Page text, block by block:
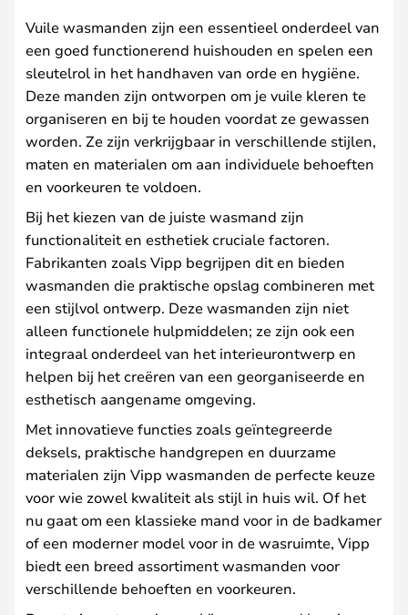
Vuile wasmanden zijn een essentieel onderdeel van
een goed functionerend huishouden en spelen een
sleutelrol in het handhaven van orde en hygiëne.
Deze manden zijn ontworpen om je vuile kleren te
organiseren en bij te houden voordat ze gewassen
worden. Ze zijn verkrijgbaar in verschillende stijlen,
maten en materialen om aan individuele behoeften
en voorkeuren te voldoen.
Bij het kiezen van de juiste wasmand zijn
functionaliteit en esthetiek cruciale factoren.
Fabrikanten zoals Vipp begrijpen dit en bieden
wasmanden die praktische opslag combineren met
een stijlvol ontwerp. Deze wasmanden zijn niet
alleen functionele hulpmiddelen; ze zijn ook een
integraal onderdeel van het interieurontwerp en
helpen bij het creëren van een georganiseerde en
esthetisch aangename omgeving.
Met innovatieve functies zoals geïntegreerde
deksels, praktische handgrepen en duurzame
materialen zijn Vipp wasmanden de perfecte keuze
voor wie zowel kwaliteit als stijl in huis wil. Of het
nu gaat om een klassieke mand voor in de badkamer
of een moderner model voor in de wasruimte, Vipp
biedt een breed assortiment wasmanden voor
verschillende behoeften en voorkeuren.